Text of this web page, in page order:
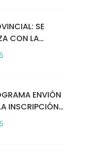
SE
CON LA
DEL
POLICIAL
ENVIÓN
INSCRIPCIÓN
DE